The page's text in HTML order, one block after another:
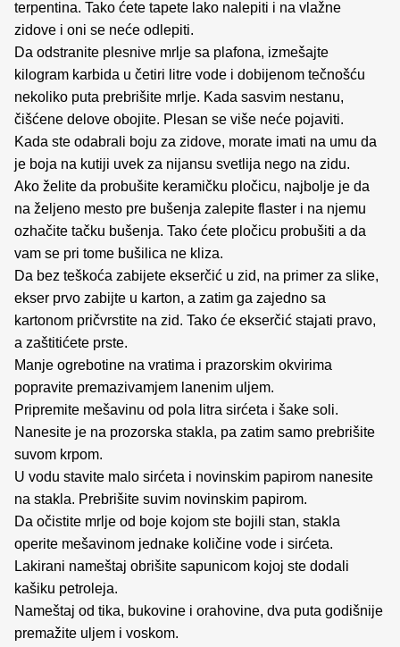
terpentina. Tako ćete tapete lako nalepiti i na vlažne
zidove i oni se neće odlepiti.
Da odstranite plesnive mrlje sa plafona, izmešajte
kilogram karbida u četiri litre vode i dobijenom tečnošću
nekoliko puta prebrišite mrlje. Kada sasvim nestanu,
čišćene delove obojite. Plesan se više neće pojaviti.
Kada ste odabrali boju za zidove, morate imati na umu da
je boja na kutiji uvek za nijansu svetlija nego na zidu.
Ako želite da probušite keramičku pločicu, najbolje je da
na željeno mesto pre bušenja zalepite flaster i na njemu
ozhačite tačku bušenja. Tako ćete pločicu probušiti a da
vam se pri tome bušilica ne kliza.
Da bez teškoća zabijete ekserčić u zid, na primer za slike,
ekser prvo zabijte u karton, a zatim ga zajedno sa
kartonom pričvrstite na zid. Tako će ekserčić stajati pravo,
a zaštitićete prste.
Manje ogrebotine na vratima i prazorskim okvirima
popravite premazivamjem lanenim uljem.
Pripremite mešavinu od pola litra sirćeta i šake soli.
Nanesite je na prozorska stakla, pa zatim samo prebrišite
suvom krpom.
U vodu stavite malo sirćeta i novinskim papirom nanesite
na stakla. Prebrišite suvim novinskim papirom.
Da očistite mrlje od boje kojom ste bojili stan, stakla
operite mešavinom jednake količine vode i sirćeta.
Lakirani nameštaj obrišite sapunicom kojoj ste dodali
kašiku petroleja.
Nameštaj od tika, bukovine i orahovine, dva puta godišnije
premažite uljem i voskom.